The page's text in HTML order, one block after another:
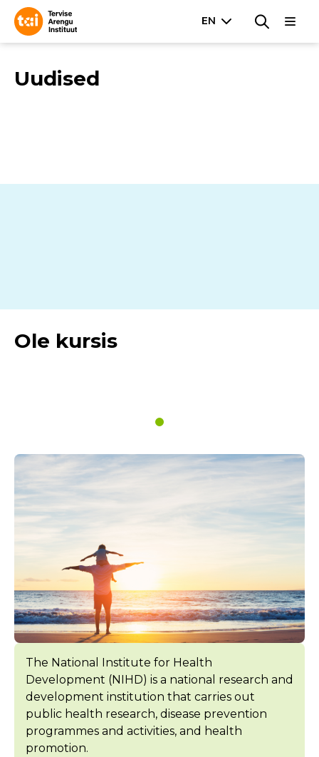
Uudised
Ole kursis
The National Institute for Health
Development (NIHD) is a national research and
development institution that carries out
public health research, disease prevention
programmes and activities, and health
promotion.